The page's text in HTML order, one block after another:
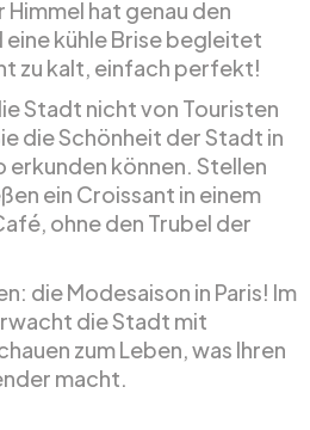
hat genau den
kühle Brise begleitet
zu kalt, einfach perfekt!
Stadt nicht von Touristen
die Schönheit der Stadt in
erkunden können. Stellen
ein Croissant in einem
ohne den Trubel der
die Modesaison in Paris! Im
die Stadt mit
zum Leben, was Ihren
macht.